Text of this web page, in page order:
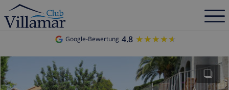
Google-Bewertung 4.8 ★★★★★
★★★★★